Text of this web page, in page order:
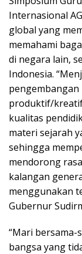
Internasional
global yang
memahami
di negara lain,
Indonesia.
produktif/
kualitas
materi sejarah
sehingga
mendorong
kalangan
menggunakan
Gubernur
“Mari bersama-
bangsa yang